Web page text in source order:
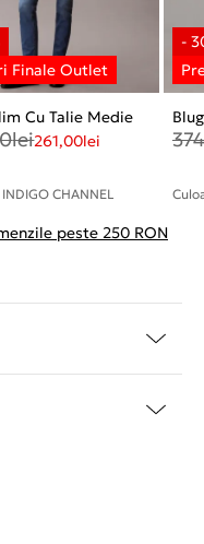
Cu Talie Medie
lei261,00lei
CHANNEL
peste 250 RON